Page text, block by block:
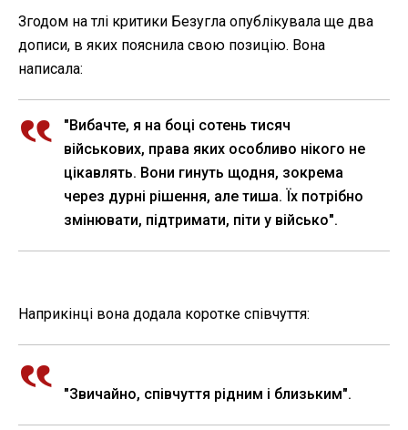
Згодом на тлі критики Безугла опублікувала ще два
дописи, в яких пояснила свою позицію. Вона
написала:
"Вибачте, я на боці сотень тисяч
військових, права яких особливо нікого не
цікавлять. Вони гинуть щодня, зокрема
через дурні рішення, але тиша. Їх потрібно
змінювати, підтримати, піти у військо".
Наприкінці вона додала коротке співчуття:
"Звичайно, співчуття рідним і близьким".